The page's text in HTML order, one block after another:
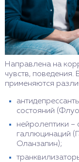
Направлена на
чувств, поведения.
применяются
состояний
нейролептики –
галлюцинаций
Оланзапин);